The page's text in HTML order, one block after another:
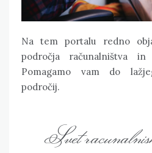
Na tem portalu redno
področja računalništva
Pomagamo vam do
področij.
Svet